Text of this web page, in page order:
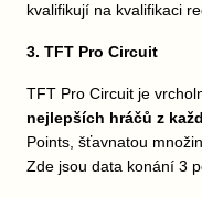
kvalifikují na kvalifikaci
3. TFT Pro Circuit
TFT Pro Circuit je
nejlepších hráčů z
Points, šťavnatou
Zde jsou data konání 3